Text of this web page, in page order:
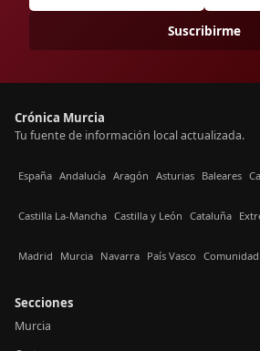
Suscribirme
Crónica Murcia
Tu fuente de información local actualizada.
España Andalucía Aragón Asturias Baleares
Castilla La-Mancha Castilla y León Cataluña
Madrid Murcia Navarra País Vasco
Secciones
Murcia